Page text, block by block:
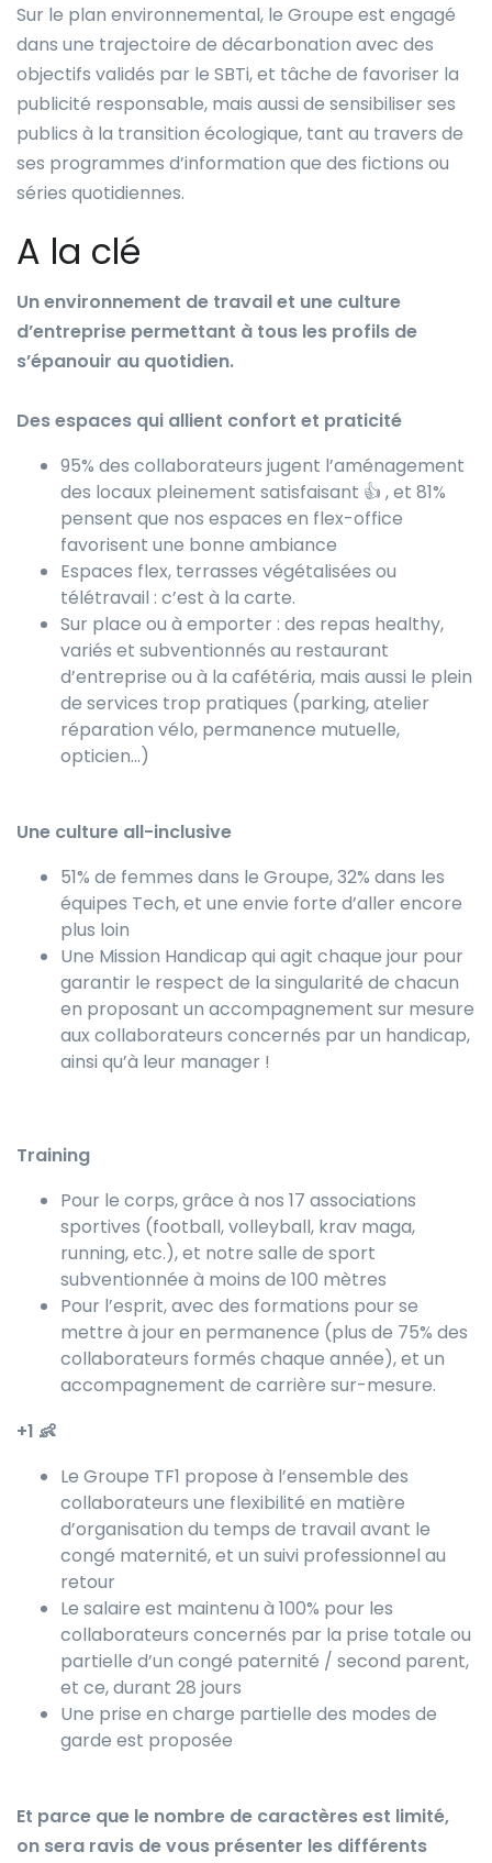
Sur le plan environnemental, le Groupe est engagé
dans une trajectoire de décarbonation avec des
objectifs validés par le SBTi, et tâche de favoriser la
publicité responsable, mais aussi de sensibiliser ses
publics à la transition écologique, tant au travers de
ses programmes d’information que des fictions ou
séries quotidiennes.
A la clé
Un environnement de travail et une culture
d’entreprise permettant à tous les profils de
s’épanouir au quotidien.
Des espaces qui allient confort et praticité
95% des collaborateurs jugent l’aménagement
des locaux pleinement satisfaisant 👍 , et 81%
pensent que nos espaces en flex-office
favorisent une bonne ambiance
Espaces flex, terrasses végétalisées ou
télétravail : c’est à la carte.
Sur place ou à emporter : des repas healthy,
variés et subventionnés au restaurant
d’entreprise ou à la cafétéria, mais aussi le plein
de services trop pratiques (parking, atelier
réparation vélo, permanence mutuelle,
opticien…)
Une culture all-inclusive
51% de femmes dans le Groupe, 32% dans les
équipes Tech, et une envie forte d’aller encore
plus loin
Une Mission Handicap qui agit chaque jour pour
garantir le respect de la singularité de chacun
en proposant un accompagnement sur mesure
aux collaborateurs concernés par un handicap,
ainsi qu’à leur manager !
Training
Pour le corps, grâce à nos 17 associations
sportives (football, volleyball, krav maga,
running, etc.), et notre salle de sport
subventionnée à moins de 100 mètres
Pour l’esprit, avec des formations pour se
mettre à jour en permanence (plus de 75% des
collaborateurs formés chaque année), et un
accompagnement de carrière sur-mesure.
+1 👶
Le Groupe TF1 propose à l’ensemble des
collaborateurs une flexibilité en matière
d’organisation du temps de travail avant le
congé maternité, et un suivi professionnel au
retour
Le salaire est maintenu à 100% pour les
collaborateurs concernés par la prise totale ou
partielle d’un congé paternité / second parent,
et ce, durant 28 jours
Une prise en charge partielle des modes de
garde est proposée
Et parce que le nombre de caractères est limité,
on sera ravis de vous présenter les différents